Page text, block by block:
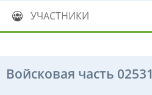
УЧАСТНИКИ
Войсковая часть 02531